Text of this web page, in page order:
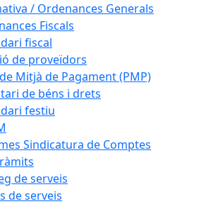
/ Ordenances Generals
Fiscals
fiscal
de proveïdors
Mitjà de Pagament (PMP)
de béns i drets
festiu
Sindicatura de Comptes
de serveis
de serveis